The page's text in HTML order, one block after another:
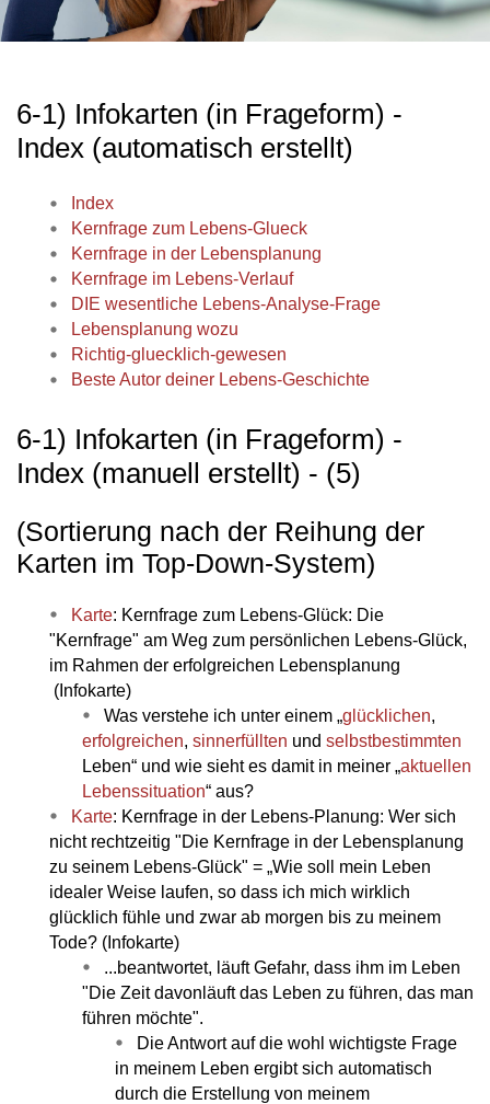
6-1) Infokarten (in Frageform) -
Index (automatisch erstellt)
Index
Kernfrage zum Lebens-Glueck
Kernfrage in der Lebensplanung
Kernfrage im Lebens-Verlauf
DIE wesentliche Lebens-Analyse-Frage
Lebensplanung wozu
Richtig-gluecklich-gewesen
Beste Autor deiner Lebens-Geschichte
6-1) Infokarten (in Frageform) -
Index (manuell erstellt) - (5)
(Sortierung nach der Reihung der
Karten im Top-Down-System)
Karte: Kernfrage zum Lebens-Glück: Die
"Kernfrage" am Weg zum persönlichen Lebens-Glück,
im Rahmen der erfolgreichen Lebensplanung
(Infokarte)
Was verstehe ich unter einem „glücklichen,
erfolgreichen, sinnerfüllten und selbstbestimmten
Leben“ und wie sieht es damit in meiner „aktuellen
Lebenssituation“ aus?
Karte: Kernfrage in der Lebens-Planung: Wer sich
nicht rechtzeitig "Die Kernfrage in der Lebensplanung
zu seinem Lebens-Glück" = „Wie soll mein Leben
idealer Weise laufen, so dass ich mich wirklich
glücklich fühle und zwar ab morgen bis zu meinem
Tode? (Infokarte)
...beantwortet, läuft Gefahr, dass ihm im Leben
"Die Zeit davonläuft das Leben zu führen, das man
führen möchte".
Die Antwort auf die wohl wichtigste Frage
in meinem Leben ergibt sich automatisch
durch die Erstellung von meinem